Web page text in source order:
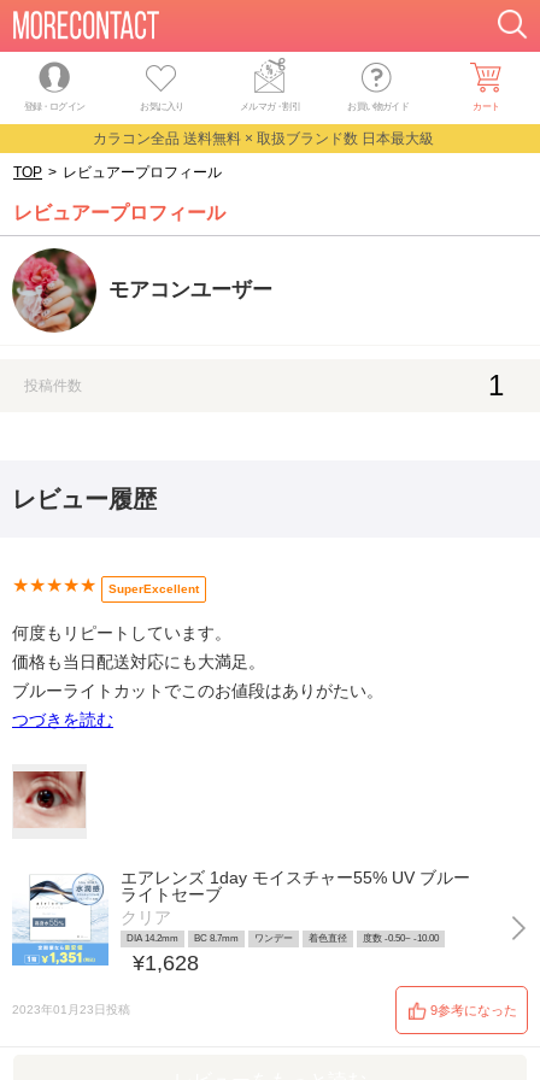
登録・ログイン お気に入り メルマガ・割引 お買い物ガイド カート
カラコン全品 送料無料 × 取扱ブランド数 日本最大級
TOP > レビュアープロフィール
レビュアープロフィール
モアコンユーザー
投稿件数 1
レビュー履歴
★★★★★ SuperExcellent
何度もリピートしています。
価格も当日配送対応にも大満足。
ブルーライトカットでこのお値段はありがたい。
つづきを読む
エアレンズ 1day モイスチャー55% UV ブルー
ライトセーブ
クリア
DIA 14.2mm BC 8.7mm ワンデー 着色直径 度数 -0.50~ -10.00
¥1,628
2023年01月23日投稿 9参考になった